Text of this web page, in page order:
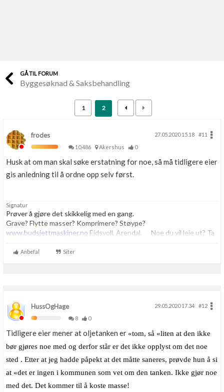
Finn håndverkere
Skaff dokumentasjon som mangler
Kundeservice
Få svar på det du lurer på
Se din bolig? Klikk her
Boligmappa+
GÅ TIL FORUM
Byggesøknad & Saksbehandling
1 2
frodes 27.05.2020 15.18
#11
10,486
Akershus 0
Husk at om man skal søke erstatning for noe, så må tidligere eier
gis anledning til å ordne opp selv først.
Signatur
Prøver å gjøre det skikkelig med en gang.
Grave? Flytte masser? Komprimere? Støype?
www.budsjettmaskiner.no Eidsvoll, Arendal. Noe du vil leie ut? Ta
Anbefal Siter
HussOgHage 29.05.2020 17.34
#12
8
0
Tidligere eier mener at oljetanken er «tom, så «liten at den ikke
bør gjøres noe med og derfor står er det ikke opplyst om det noe
sted . Etter at jeg hadde påpekt at det måtte saneres, prøvde hun å si
at «det er ingen i kommunen som vet om den tanken. Ikke gjør noe
med det. Det kommer til å koste masse!